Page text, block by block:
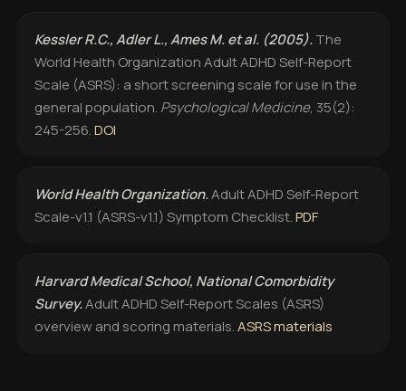
Kessler R.C., Adler L., Ames M. et al. (2005).The
World Health Organization Adult ADHD Self-Report
Scale (ASRS): a short screening scale for use in the
general population. Psychological Medicine, 35(2):
245-256.DOI
World Health Organization.Adult ADHD Self-Report
Scale-v1.1 (ASRS-v1.1) Symptom Checklist.PDF
Harvard Medical School, National Comorbidity
Survey.Adult ADHD Self-Report Scales (ASRS)
overview and scoring materials.ASRS materials